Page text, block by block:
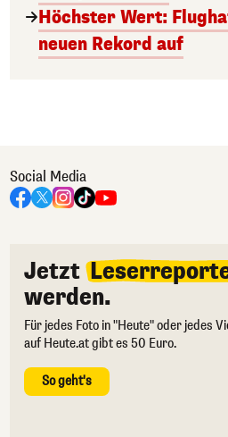
Höchster Wert:
neuen Rekord auf
Social Media
Jetzt
werden.
Für jedes Foto in "Heute" oder jedes
auf Heute.at gibt es 50 Euro.
So geht's